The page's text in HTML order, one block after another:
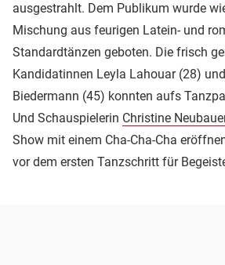
ausgestrahlt. Dem Publikum wurde
Mischung aus feurigen Latein- und
Standardtänzen geboten. Die frisch
Kandidatinnen Leyla Lahouar (28)
Biedermann (45) konnten aufs
Und Schauspielerin Christine
Show mit einem Cha-Cha-Cha
vor dem ersten Tanzschritt für